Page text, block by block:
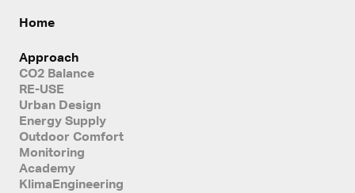
Home
Approach
CO2 Balance
RE-USE
Urban Design
Energy Supply
Outdoor Comfort
Monitoring
Academy
KlimaEngineering